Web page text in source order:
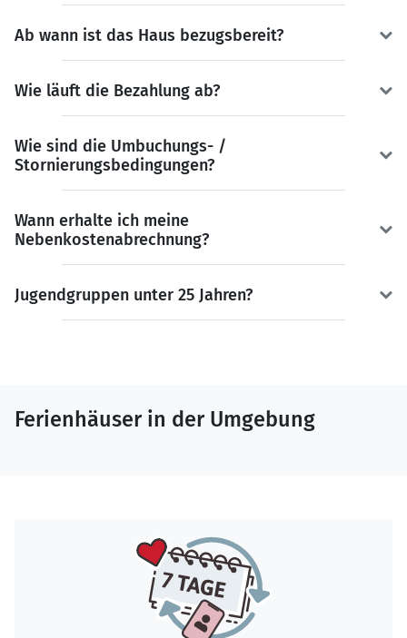
Ab wann ist das Haus bezugsbereit?
Wie läuft die Bezahlung ab?
Wie sind die Umbuchungs- /
Stornierungsbedingungen?
Wann erhalte ich meine
Nebenkostenabrechnung?
Jugendgruppen unter 25 Jahren?
Ferienhäuser in der Umgebung